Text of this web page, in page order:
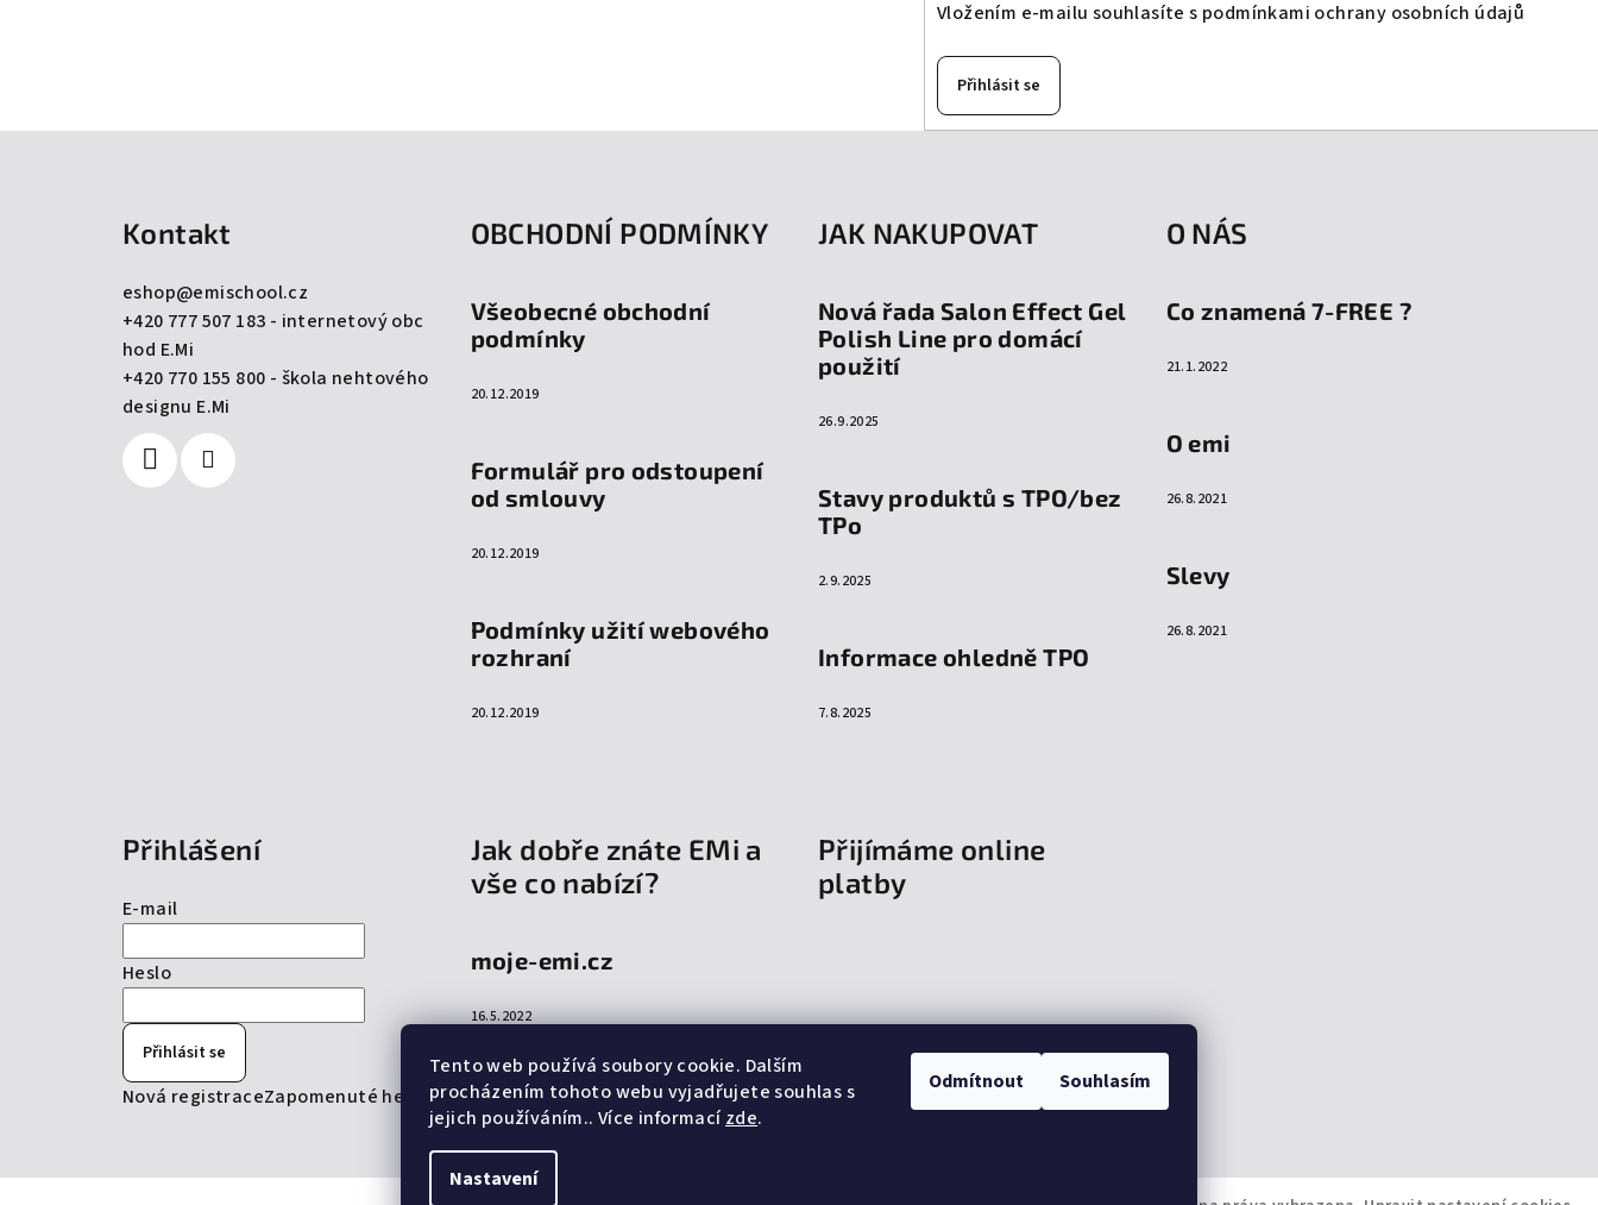
Tento web používá soubory cookie. Dalším
procházením tohoto webu vyjadřujete souhlas s
jejich používáním.. Více informacízde.
Nastavení
Odmítnout Souhlasím
Vložením e-mailu souhlasíte s podmínkami ochrany osobních údajů
Přihlásit se
Kontakt
eshop@emischool.cz
+420 777 507 183 - internetový obc
hod E.Mi
+420 770 155 800 - škola nehtového
designu E.Mi
OBCHODNÍ PODMÍNKY
Všeobecné obchodní
podmínky
20.12.2019
Formulář pro odstoupení
od smlouvy
20.12.2019
Podmínky užití webového
rozhraní
20.12.2019
JAK NAKUPOVAT
Nová řada Salon Effect Gel
Polish Line pro domácí
použití
26.9.2025
Stavy produktů s TPO/bez
TPo
2.9.2025
Informace ohledně TPO
7.8.2025
O NÁS
Co znamená 7-FREE ?
21.1.2022
O emi
26.8.2021
Slevy
26.8.2021
Přihlášení
E-mail
Heslo
Přihlásit se
Nová registraceZapomenuté heslo
Jak dobře znáte EMi a
vše co nabízí?
moje-emi.cz
16.5.2022
Přijímáme online
platby